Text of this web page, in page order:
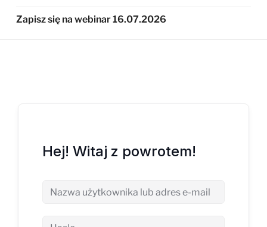
Zapisz się na webinar 16.07.2026
Hej! Witaj z powrotem!